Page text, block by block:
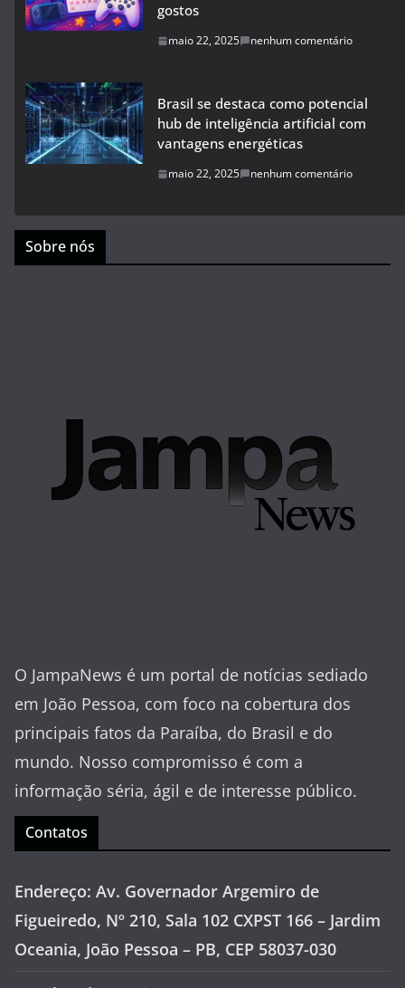
gostos
maio 22, 2025 nenhum comentário
Brasil se destaca como potencial
hub de inteligência artificial com
vantagens energéticas
maio 22, 2025 nenhum comentário
Sobre nós
O JampaNews é um portal de notícias sediado
em João Pessoa, com foco na cobertura dos
principais fatos da Paraíba, do Brasil e do
mundo. Nosso compromisso é com a
informação séria, ágil e de interesse público.
Contatos
Endereço: Av. Governador Argemiro de
Figueiredo, Nº 210, Sala 102 CXPST 166 – Jardim
Oceania, João Pessoa – PB, CEP 58037-030